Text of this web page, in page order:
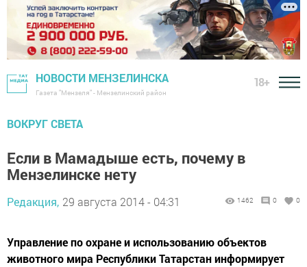
НОВОСТИ МЕНЗЕЛИНСКА
Газета "Мензеля" - Мензелинский район
18+
ВОКРУГ СВЕТА
Если в Мамадыше есть, почему в
Мензелинске нету
Редакция, 29 августа 2014 - 04:31 1462 0 0
Управление по охране и использованию объектов
животного мира Республики Татарстан информирует